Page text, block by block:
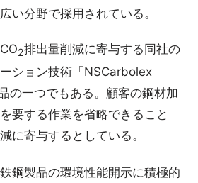
い分野で採用されている。
2排出量削減に寄与する同社の
ション技術「NSCarbolex
の一つでもある。顧客の鋼材加
要する作業を省略できること
に寄与するとしている。
鋼製品の環境性能開示に積極的